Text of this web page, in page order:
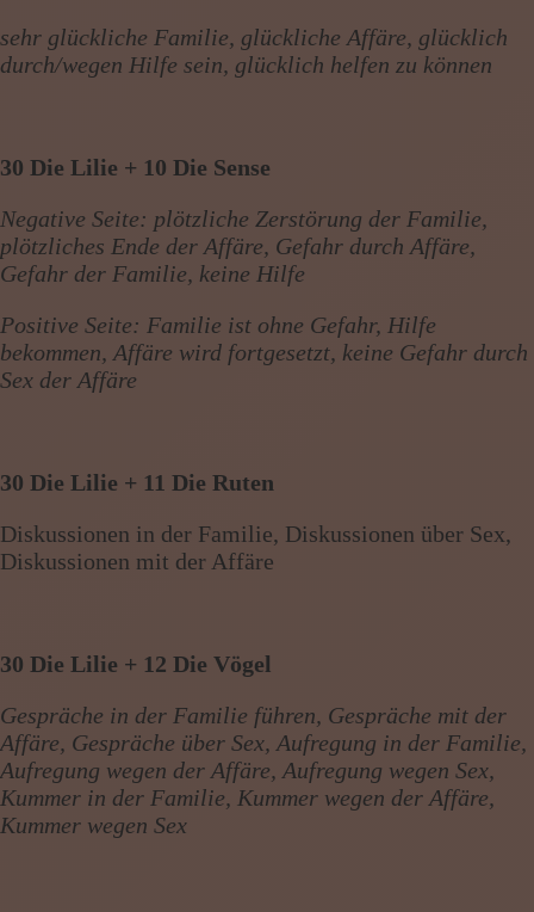
sehr glückliche Familie, glückliche Affäre, glücklich
durch/wegen Hilfe sein, glücklich helfen zu können
30 Die Lilie + 10 Die Sense
Negative Seite: plötzliche Zerstörung der Familie,
plötzliches Ende der Affäre, Gefahr durch Affäre,
Gefahr der Familie, keine Hilfe
Positive Seite: Familie ist ohne Gefahr, Hilfe
bekommen, Affäre wird fortgesetzt, keine Gefahr durch
Sex der Affäre
30 Die Lilie + 11 Die Ruten
Diskussionen in der Familie, Diskussionen über Sex,
Diskussionen mit der Affäre
30 Die Lilie + 12 Die Vögel
Gespräche in der Familie führen, Gespräche mit der
Affäre, Gespräche über Sex, Aufregung in der Familie,
Aufregung wegen der Affäre, Aufregung wegen Sex,
Kummer in der Familie, Kummer wegen der Affäre,
Kummer wegen Sex